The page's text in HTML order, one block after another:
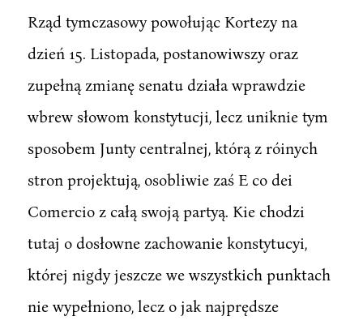
Rząd tymczasowy powołując Kortezy na
dzień 15. Listopada, postanowiwszy oraz
zupełną zmianę senatu działa wprawdzie
wbrew słowom konstytucji, lecz uniknie tym
sposobem Junty centralnej, którą z róinych
stron projektują, osobliwie zaś E co dei
Comercio z całą swoją partyą. Kie chodzi
tutaj o dosłowne zachowanie konstytucyi,
której nigdy jeszcze we wszystkich punktach
nie wypełniono, lecz o jak najprędsze